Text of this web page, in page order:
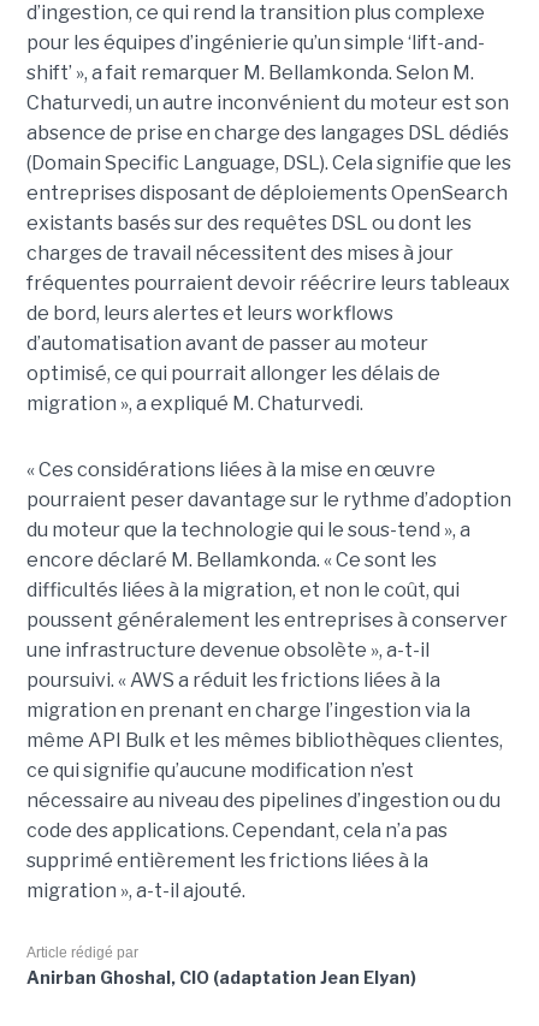
d’ingestion, ce qui rend la transition plus complexe
pour les équipes d’ingénierie qu’un simple ‘lift-and-
shift’ », a fait remarquer M. Bellamkonda. Selon M.
Chaturvedi, un autre inconvénient du moteur est son
absence de prise en charge des langages DSL dédiés
(Domain Specific Language, DSL). Cela signifie que les
entreprises disposant de déploiements OpenSearch
existants basés sur des requêtes DSL ou dont les
charges de travail nécessitent des mises à jour
fréquentes pourraient devoir réécrire leurs tableaux
de bord, leurs alertes et leurs workflows
d’automatisation avant de passer au moteur
optimisé, ce qui pourrait allonger les délais de
migration », a expliqué M. Chaturvedi.
« Ces considérations liées à la mise en œuvre
pourraient peser davantage sur le rythme d’adoption
du moteur que la technologie qui le sous-tend », a
encore déclaré M. Bellamkonda. « Ce sont les
difficultés liées à la migration, et non le coût, qui
poussent généralement les entreprises à conserver
une infrastructure devenue obsolète », a-t-il
poursuivi. « AWS a réduit les frictions liées à la
migration en prenant en charge l’ingestion via la
même API Bulk et les mêmes bibliothèques clientes,
ce qui signifie qu’aucune modification n’est
nécessaire au niveau des pipelines d’ingestion ou du
code des applications. Cependant, cela n’a pas
supprimé entièrement les frictions liées à la
migration », a-t-il ajouté.
Article rédigé par
Anirban Ghoshal, CIO (adaptation Jean Elyan)